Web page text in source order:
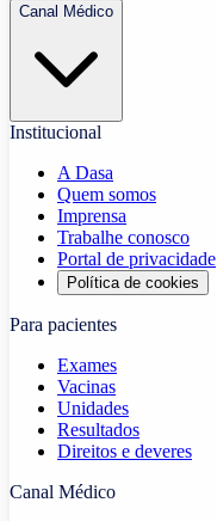
Canal Médico
Institucional
A Dasa
Quem somos
Imprensa
Trabalhe conosco
Portal de privacidade
Política de cookies
Para pacientes
Exames
Vacinas
Unidades
Resultados
Direitos e deveres
Canal Médico